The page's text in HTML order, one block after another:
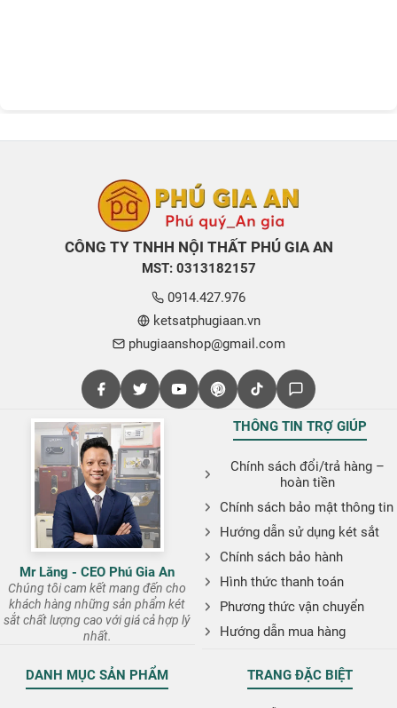
CÔNG TY TNHH NỘI THẤT PHÚ GIA AN
MST: 0313182157
0914.427.976
ketsatphugiaan.vn
phugiaanshop@gmail.com
Mr Lăng - CEO Phú Gia An
Chúng tôi cam kết mang đến cho
khách hàng những sản phẩm két
sắt chất lượng cao với giá cả hợp lý
nhất.
THÔNG TIN TRỢ GIÚP
Chính sách đổi/trả hàng –
hoàn tiền
Chính sách bảo mật thông tin
Hướng dẫn sử dụng két sắt
Chính sách bảo hành
Hình thức thanh toán
Phương thức vận chuyển
Hướng dẫn mua hàng
DANH MỤC SẢN PHẨM TRANG ĐẶC BIỆT